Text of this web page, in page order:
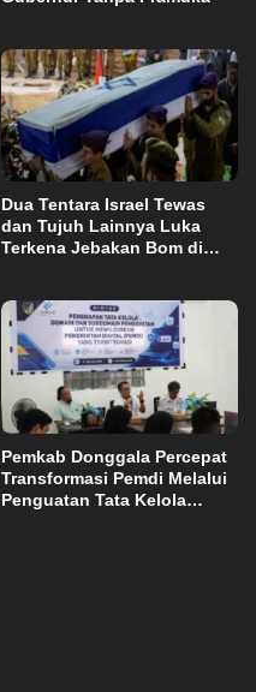
Dua Tentara Israel Tewas
dan Tujuh Lainnya Luka
Terkena Jebakan Bom di
Pemkab Donggala Percepat
Transformasi Pemdi Melalui
Penguatan Tata Kelola